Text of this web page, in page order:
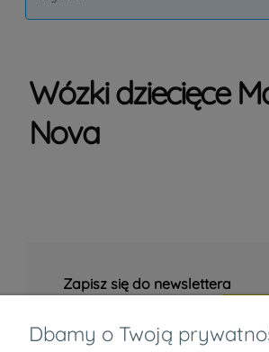
Wózki dziecięce
Nova
Zapisz się do newslettera
Dbamy o Twoją